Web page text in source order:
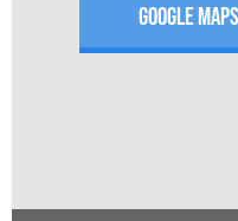
GOOGLE